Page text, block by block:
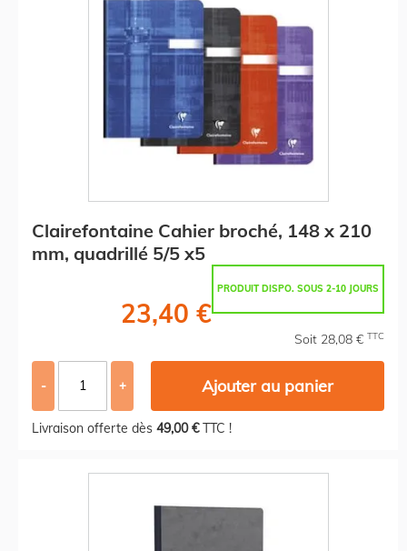
Clairefontaine Cahier broché, 148 x 210
mm, quadrillé 5/5 x5
PRODUIT DISPO. SOUS 2-10 JOURS
23,40 €
Soit 28,08 € TTC
- + Ajouter au panier
Livraison offerte dès 49,00 €TTC !